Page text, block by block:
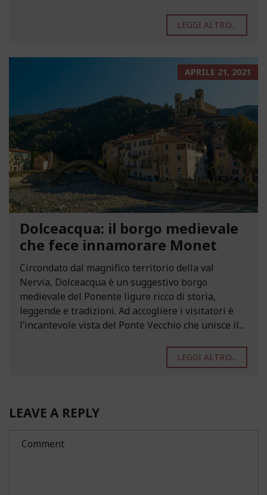
LEGGI ALTRO...
APRILE 21, 2021
Dolceacqua: il borgo medievale
che fece innamorare Monet
Circondato dal magnifico territorio della val
Nervia, Dolceacqua è un suggestivo borgo
medievale del Ponente ligure ricco di storia,
leggende e tradizioni. Ad accogliere i visitatori è
l’incantevole vista del Ponte Vecchio che unisce il...
LEGGI ALTRO...
LEAVE A REPLY